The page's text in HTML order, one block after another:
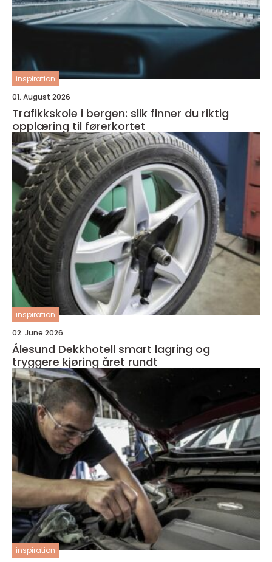
inspiration
01. August 2026
Trafikkskole i bergen: slik finner du riktig
opplæring til førerkortet
inspiration
02. June 2026
Ålesund Dekkhotell smart lagring og
tryggere kjøring året rundt
inspiration